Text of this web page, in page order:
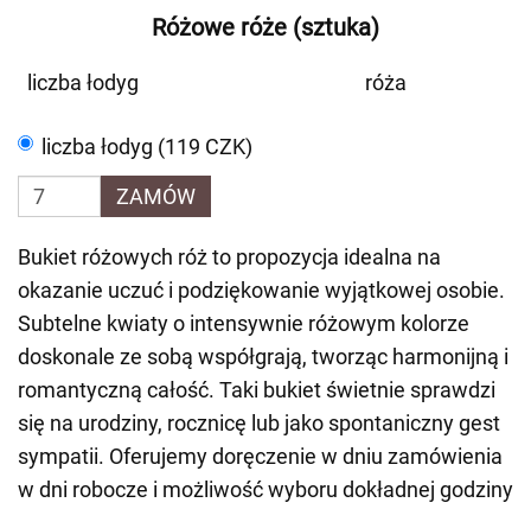
Różowe róże (sztuka)
liczba łodyg róża
liczba łodyg (119 CZK)
ZAMÓW
Bukiet różowych róż to propozycja idealna na
okazanie uczuć i podziękowanie wyjątkowej osobie.
Subtelne kwiaty o intensywnie różowym kolorze
doskonale ze sobą współgrają, tworząc harmonijną i
romantyczną całość. Taki bukiet świetnie sprawdzi
się na urodziny, rocznicę lub jako spontaniczny gest
sympatii. Oferujemy doręczenie w dniu zamówienia
w dni robocze i możliwość wyboru dokładnej godziny